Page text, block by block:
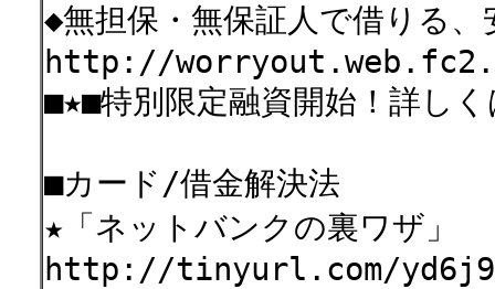
◆無担保・無保証人で借りる
http://
■★■特別限定融資開始！詳し
■カード/借金解決法
★「ネットバンクの裏ワザ」
http://tinyurl.com/